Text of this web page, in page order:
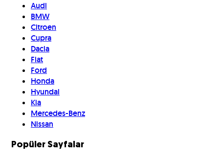
Audi
BMW
Citroen
Cupra
Dacia
Fiat
Ford
Honda
Hyundai
Kia
Mercedes-Benz
Nissan
Popüler Sayfalar